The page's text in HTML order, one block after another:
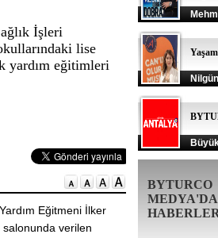
İşleri
lise
yardım eğitimleri
Eğitmeni İlker
verilen
BYTURCO